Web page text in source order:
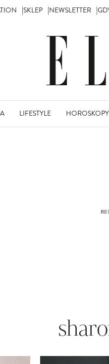
SKLEP NEWSLETTER
LIFESTYLE HOROSKOPY